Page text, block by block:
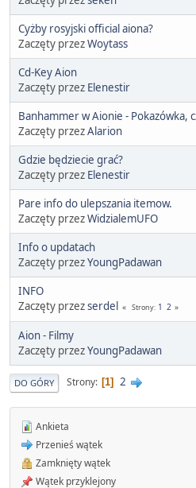
Cyżby rosyjski official aiona?
Zaczęty przezWoytass
Cd-Key Aion
Zaczęty przez Elenestir
Banhammer w Aionie - Pokazówka,
Zaczęty przezAlarion
Gdzie będziecie grać?
Zaczęty przez Elenestir
Pare info do ulepszania itemow.
Zaczęty przezWidzialemUFO
Info o updatach
Zaczęty przezYoungPadawan
INFO
Zaczęty przezserdel Strony 1 2
Aion - Filmy
Zaczęty przezYoungPadawan
DO GÓRY Strony 1 2
Ankieta
Przenieś wątek
Zamknięty wątek
Wątek przyklejony